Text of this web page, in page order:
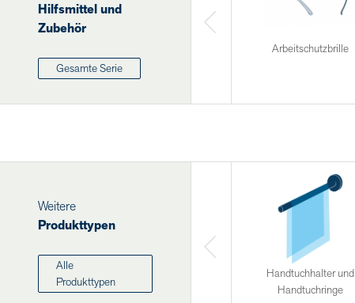
Hilfsmittel und
Zubehör
Gesamte Serie
Arbeitschutzbrille
Weitere
Produkttypen
Alle
Produkttypen
Handtuchhalter und
Handtuchringe